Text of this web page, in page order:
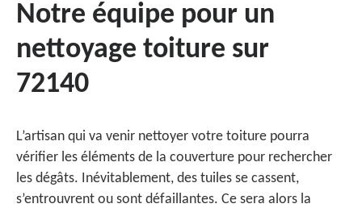
Notre équipe pour un
nettoyage toiture sur
72140
L’artisan qui va venir nettoyer votre toiture pourra
vérifier les éléments de la couverture pour rechercher
les dégâts. Inévitablement, des tuiles se cassent,
s’entrouvrent ou sont défaillantes. Ce sera alors la